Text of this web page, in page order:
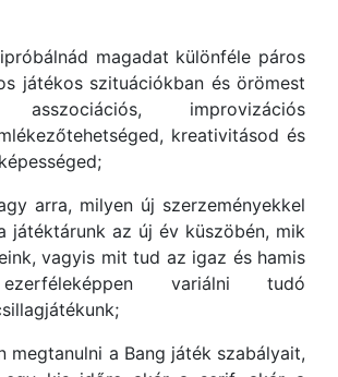
magadat különféle páros
játékos szituációkban és örömest
asszociációs, improvizációs
kreativitásod és
arra, milyen új szerzeményekkel
játéktárunk az új év küszöbén, mik
vagyis mit tud az igaz és hamis
variálni tudó
megtanulni a Bang játék szabályait,